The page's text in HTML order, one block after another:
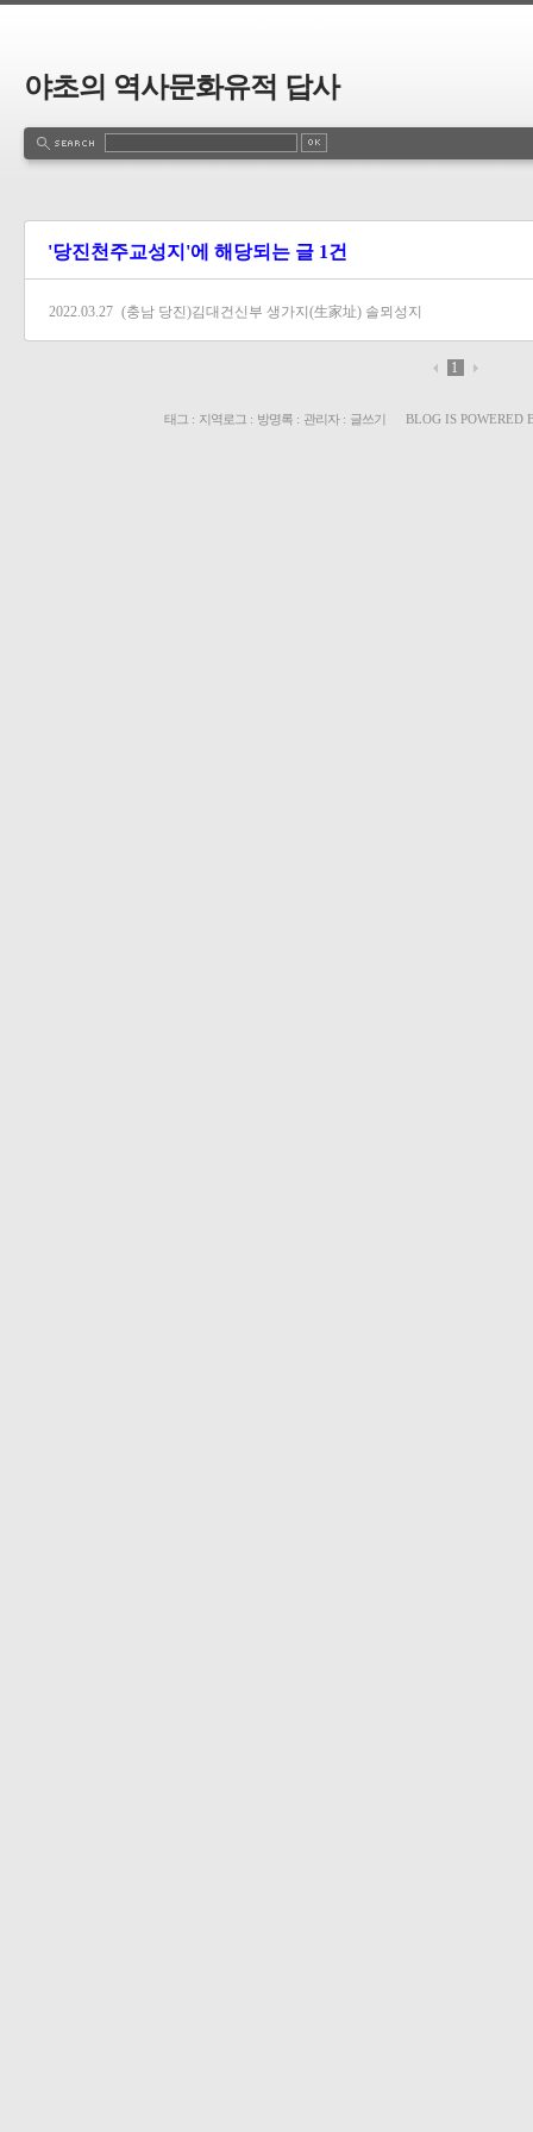
야초의 역사문화유적 답사
'당진천주교성지'에 해당되는 글 1건
2022.03.27 (충남 당진)김대건신부 생가지(生家址) 솔뫼성지
1
태그 : 지역로그 : 방명록 : 관리자: 글쓰기 BLOG IS POWERED